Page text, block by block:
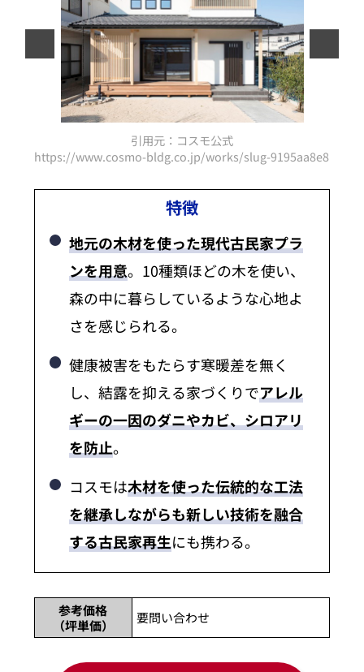
引用元：コスモ公式
https://www.cosmo-bldg.co.jp/works/slug-
特徴
地元の木材を使った現代古民家プラ
ンを用意。10種類ほどの木を使い、
森の中に暮らしているような心地よ
さを感じられる。
健康被害をもたらす寒暖差を無く
し、結露を抑える家づくりでアレル
ギーの一因のダニやカビ、シロアリ
を防止。
コスモは木材を使った伝統的な工法
を継承しながらも新しい技術を融合
する古民家再生にも携わる。
参考価格
（坪単価）
要問い合わせ